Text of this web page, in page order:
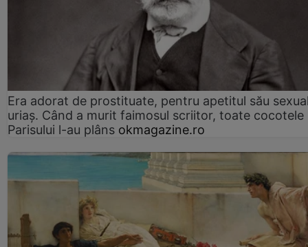
Era adorat de prostituate, pentru apetitul său
uriaș. Când a murit faimosul scriitor, toate cocotele
Parisului l-au plâns okmagazine.ro